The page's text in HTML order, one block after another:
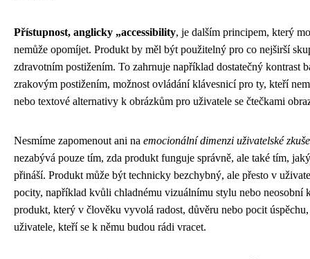
Přístupnost, anglicky „accessibility, je dalším principem, který
nemůže opomíjet. Produkt by měl být použitelný pro co nejširší
zdravotním postižením. To zahrnuje například dostatečný kontrast
zrakovým postižením, možnost ovládání klávesnicí pro ty, kteří
nebo textové alternativy k obrázkům pro uživatele se čtečkami
Nesmíme zapomenout ani na emocionální dimenzi uživatelské
nezabývá pouze tím, zda produkt funguje správně, ale také tím,
přináší. Produkt může být technicky bezchybný, ale přesto v
pocity, například kvůli chladnému vizuálnímu stylu nebo neosobní
produkt, který v člověku vyvolá radost, důvěru nebo pocit
uživatele, kteří se k němu budou rádi vracet.